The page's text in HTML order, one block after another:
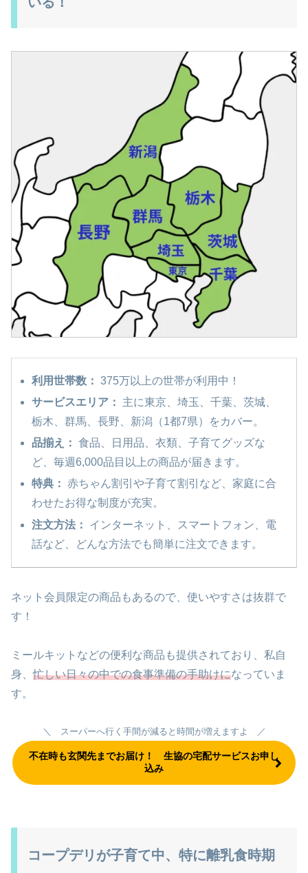
利用世帯数： 375万以上の世帯が利用中！
サービスエリア：
主に東京、埼玉、千葉、茨城、
栃木、群馬、長野、新潟（1都7県）をカバー。
品揃え： 食品、日用品、衣類、子育てグッズな
ど、毎週6,000品目以上の商品が届きます。
特典： 赤ちゃん割引や子育て割引など、家庭に合
わせたお得な制度が充実。
注文方法：
インターネット、スマートフォン、電
話など、どんな方法でも簡単に注文できます。
ネット会員限定の商品もあるので、使いやすさは抜群で
す！
ミールキットなどの便利な商品も提供されており、私自
身、忙しい日々の中での食事準備の手助けになっていま
す。
＼ スーパーへ行く手間が減ると時間が増えますよ ／
不在時も玄関先までお届け！ 生協の宅配サービスお申し
込み
コープデリが子育て中、特に離乳食時期